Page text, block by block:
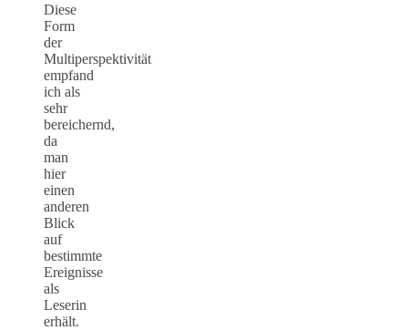
Diese
Form
der
Multiperspektivität
empfand
ich als
sehr
bereichernd,
da
man
hier
einen
anderen
Blick
auf
bestimmte
Ereignisse
als
Leserin
erhält.